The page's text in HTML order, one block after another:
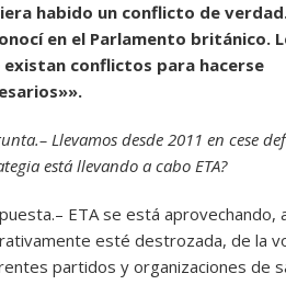
habido un conflicto de
en el Parlamento británico.
existan conflictos para hacerse
Llevamos desde 2011 en cese
está llevando a cabo ETA?
ETA se está aprovechando,
esté destrozada, de la
partidos y organizaciones de